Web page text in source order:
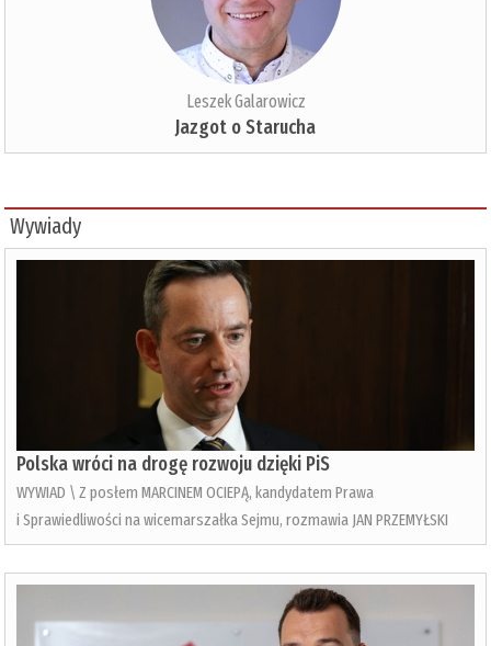
Leszek Galarowicz
Jazgot o Starucha
Wywiady
Polska wróci na drogę rozwoju dzięki PiS
WYWIAD \ Z posłem MARCINEM OCIEPĄ, kandydatem Prawa
i Sprawiedliwości na wicemarszałka Sejmu, rozmawia JAN PRZEMYŁSKI